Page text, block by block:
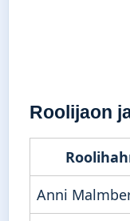
Roolijaon
Anni